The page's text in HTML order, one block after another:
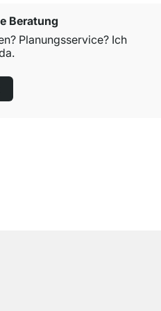
Beratung
Planungsservice? Ich